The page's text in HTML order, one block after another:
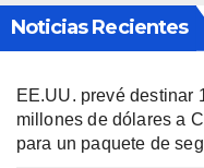
Noticias Recientes
EE.UU. prevé destinar
millones de dólares a
para un paquete de